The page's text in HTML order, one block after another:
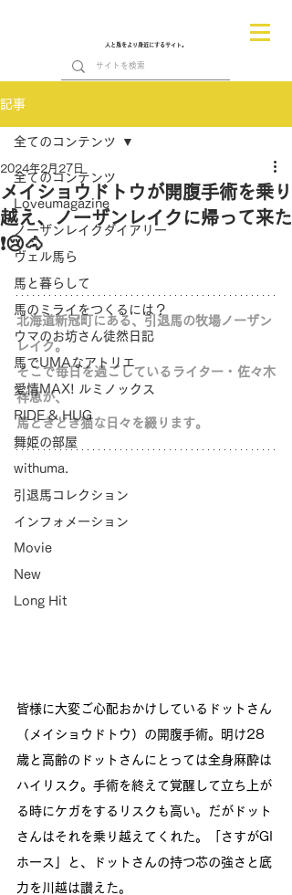
人と馬をより身近にするサイト。
記事
全てのコンテンツ
Loveumagazine
ノーザンレイクダイアリー
ヴェル馬ら
馬と暮らして
馬のミライをつくるには？
ウマのお坊さん徒然日記
馬でUMAなアトリエ
愛情MAX! ルミノックス
RIDE & HUG
舞姫の部屋
withuma.
引退馬コレクション
インフォメーション
Movie
New
Long Hit
全てのコンテンツ
メイショウドトウが開腹手術を乗り
越え、ノーザンレイクに帰って来た
❗😢🐴
2024年2月27日
北海道新冠町にある、引退馬の牧場ノーザン
レイク。
そこで毎日を過ごしているライター・佐々木
祥恵が、
馬ときどき猫な日々を綴ります。
皆様に大変ご心配おかけしているドットさん
（メイショウドトウ）の開腹手術。明け28
歳と高齢のドットさんにとっては全身麻酔は
ハイリスク。手術を終えて覚醒して立ち上が
る時にケガをするリスクも高い。だがドット
さんはそれを乗り越えてくれた。「さすがGI
ホース」と、ドットさんの持つ芯の強さと底
力を川越は讃えた。